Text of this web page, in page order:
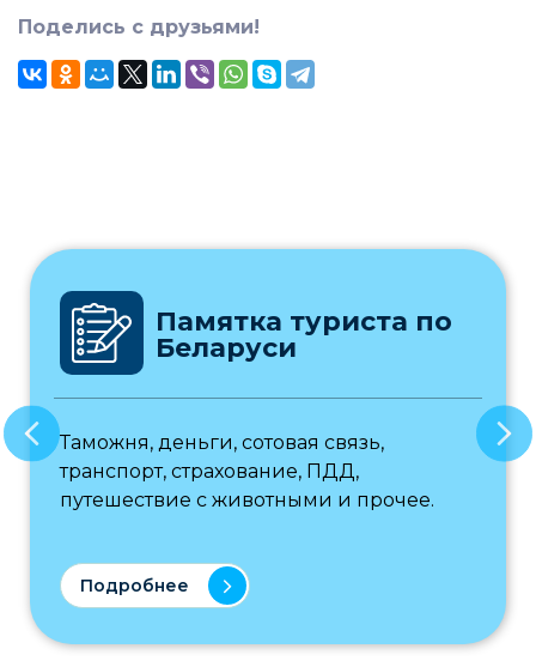
Поделись с друзьями!
Памятка туриста по
Беларуси
Таможня, деньги, сотовая связь,
транспорт, страхование, ПДД,
путешествие с животными и прочее.
Подробнее